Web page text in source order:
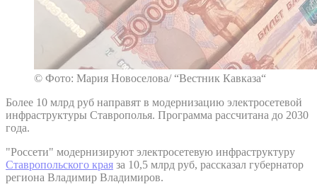
© Фото: Мария Новоселова/ “Вестник Кавказа“
Более 10 млрд руб направят в модернизацию электросетевой
инфраструктуры Ставрополья. Программа рассчитана до 2030
года.
"Россети" модернизируют электросетевую инфраструктуру
Ставропольского края за 10,5 млрд руб, рассказал губернатор
региона Владимир Владимиров.